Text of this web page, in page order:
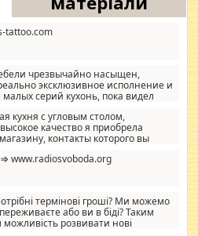
tattoo.com
чрезвычайно насыщен,
эксклюзивное исполнение и
серий кухонь, пока видел
креативненько и что главное -
ненужных наворотов удорожающих
кухня с угловым столом,
качество я приобрела
контакты которого вы
⇒ www.radiosvoboda.org
термінові гроші? Ми можемо
або ви в біді? Таким
розвивати нові